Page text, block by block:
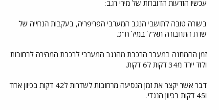
עכשיו הודעות הדוברות של מירי רגב:
בשורה טובה לתושבי הנגב המערבי הפריפריה, בעקבות הנחייה של
שרת התחבורה תא"ל במיל ח"כ.
זמן ההמתנה במעבר הרכבת מהנגב המערבי לרכבת המהירה לרחובות
ולוד יירד מ34 דקות ל6 דקות.
דבר אשר יקצר את זמן הנסיעה מרחובות לשדרות ל42 דקות בכיוון אחד
ו45 דקות בכיוון הנגדי.